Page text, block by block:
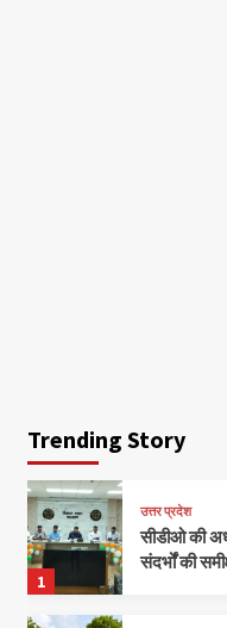
Trending Story
1
उत्तर प्रदेश
सीडीओ की
संदर्भों की